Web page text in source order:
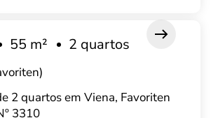
2 quartos em Viena, Favoriten
3310
55 m² 2 quartos